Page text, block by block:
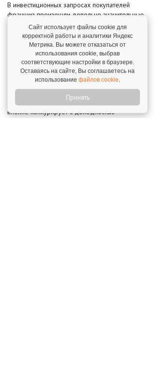
В инвестиционных запросах покупателей
франшиз произошли довольно значительные
изменения. Доля тех, кто ищет франшизы с
инвестициями до 1 млн рублей, сократилась с
64%. Многие, кто действительно хочет
запускать собственный бизнес, готовы
расширить объем инвестиций.
Часть инвесторов, кто обладает небольшими
накоплениями, предпочел бизнесу банковские
вклады, ведь процентная ставка по ним
вполне конкурирует с доходностью
Сайт использует файлы cookie для
корректной работы и аналитики Яндекс
Метрика. Вы можете отказаться от
использования cookie, выбрав
соответствующие настройки в браузере.
Оставаясь на сайте, Вы соглашаетесь на
использование файлов cookie.
Принять